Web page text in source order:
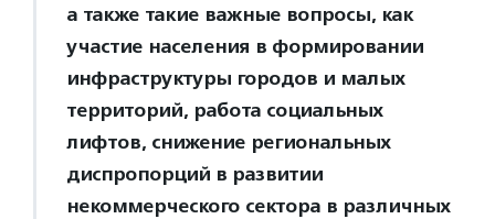
а также такие важные вопросы, как
участие населения в формировании
инфраструктуры городов и малых
территорий, работа социальных
лифтов, снижение региональных
диспропорций в развитии
некоммерческого сектора в различных